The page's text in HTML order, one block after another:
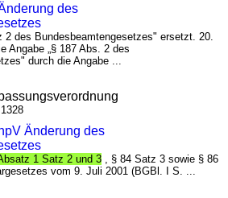
des
2 des Bundesbeamtengesetzes" ersetzt. 20.
Angabe „§ 187 Abs. 2 des
durch die Angabe ...
Änderung des
1 Satz 2 und 3 , § 84 Satz 3 sowie § 86
vom 9. Juli 2001 (BGBl. I S. ...